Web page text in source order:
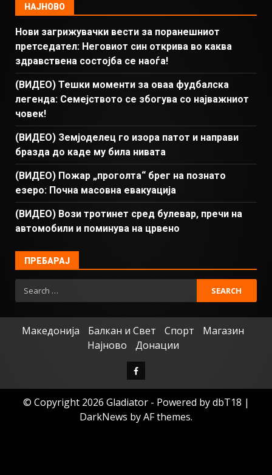
НАЈНОВО
Нови загрижувачки вести за поранешниот
претседател: Неговиот син открива во каква
здравствена состојба се наоѓа!
(ВИДЕО) Тешки моменти за оваа фудбалска
легенда: Семејството се збогува со најважниот
човек!
(ВИДЕО) Земјоделец го изора патот и направи
бразда до каде му била нивата
(ВИДЕО) Пожар „проголта“ брег на познато
езеро: Почна масовна евакуација
(ВИДЕО) Вози тротинет сред булевар, пречи на
автомобили и поминува на црвено
ПРЕБАРАЈ
Македонија Балкан и Свет Спорт
Магазин
Најново
Донации
© Copyright 2026 Gladiator - Powered by dbT18 |
DarkNews by AF themes.